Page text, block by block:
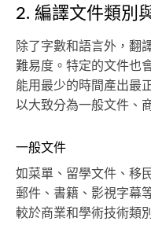
2. 編譯文件類別
除了字數和語言外，翻
難易度。特定的文件也
能用最少的時間產出最
以大致分為一般文件、
一般文件
如菜單、留學文件、移
郵件、書籍、影視字幕
較於商業和學術技術類